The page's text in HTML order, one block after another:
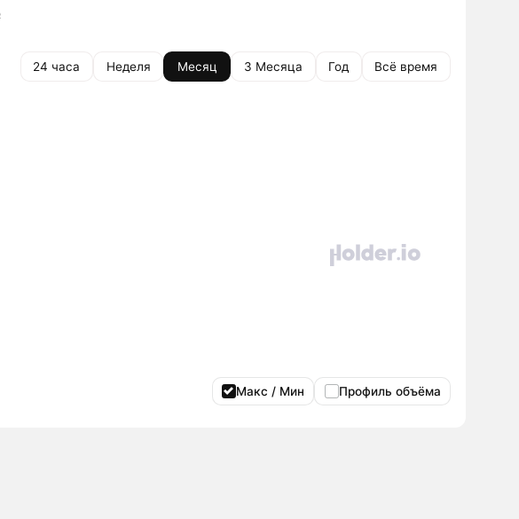
24 часа Неделя Месяц 3 Месяца Год Всё время
Макс / Мин Профиль объёма